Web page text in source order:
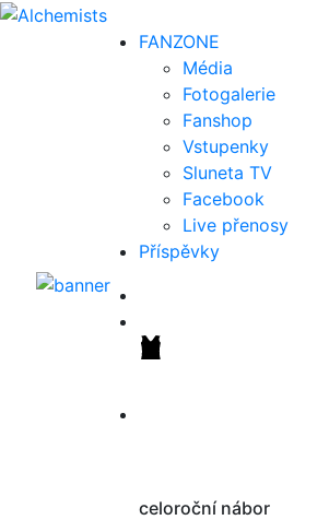
FANZONE
Média
Fotogalerie
Fanshop
Vstupenky
Sluneta TV
Facebook
Live přenosy
Příspěvky
celoroční nábor